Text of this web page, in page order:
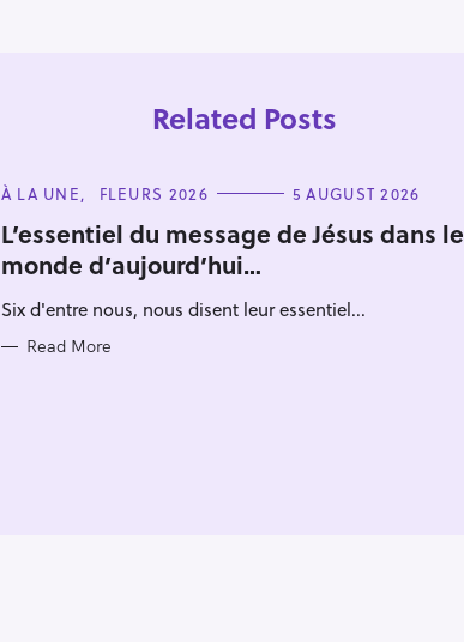
Related Posts
C
T
E
G
O
I
S
À LA UNE FLEURS 2026 5 AUGUST 2026
L’essentiel du message de Jésus dans le
monde d’aujourd’hui…
Six d'entre nous, nous disent leur essentiel...
Read More
Press Esc to cancel.